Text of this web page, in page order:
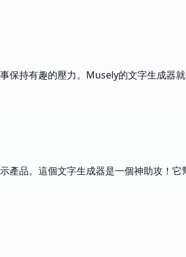
保持有趣的壓力。Musely的文字生成器
產品。這個文字生成器是一個神助攻！